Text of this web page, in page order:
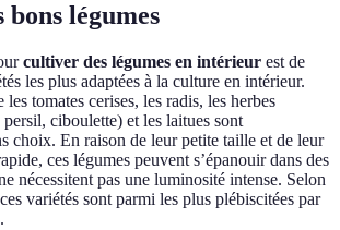
bons légumes
cultiver des légumes en intérieur est de
les plus adaptées à la culture en intérieur.
les tomates cerises, les radis, les herbes
ciboulette) et les laitues sont
choix. En raison de leur petite taille et de leur
ces légumes peuvent s’épanouir dans des
nécessitent pas une luminosité intense. Selon
variétés sont parmi les plus plébiscitées par